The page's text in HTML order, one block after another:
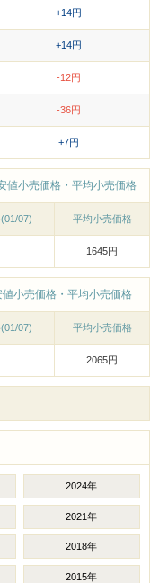
+14円
+14円
-12円
-36円
+7円
値小売価格・平均小売価格
07) 平均小売価格
1645円
小売価格・平均小売価格
07) 平均小売価格
2065円
2024年
2021年
2018年
2015年